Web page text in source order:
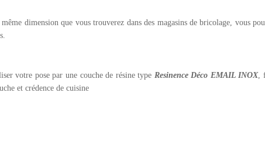
dimension que vous trouverez dans des magasins de bricolage, vous
votre pose par une couche de résine type Resinence Déco EMAIL INOX,
et crédence de cuisine